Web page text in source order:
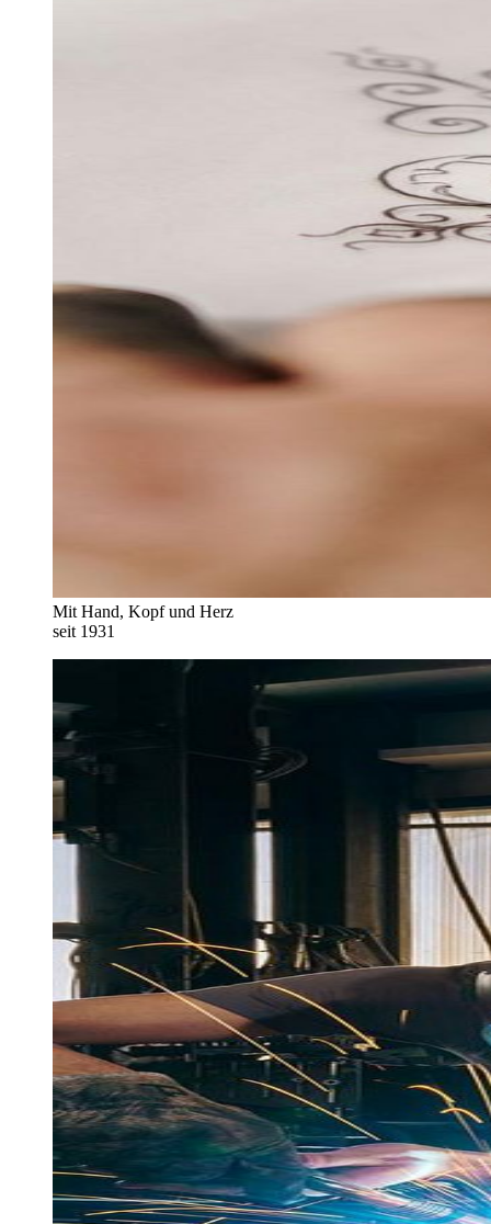
Mit Hand, Kopf und Herz
seit 1931